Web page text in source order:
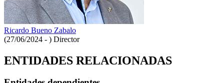
Ricardo Bueno Zabalo
(27/06/2024 - ) Director
ENTIDADES RELACIONADAS